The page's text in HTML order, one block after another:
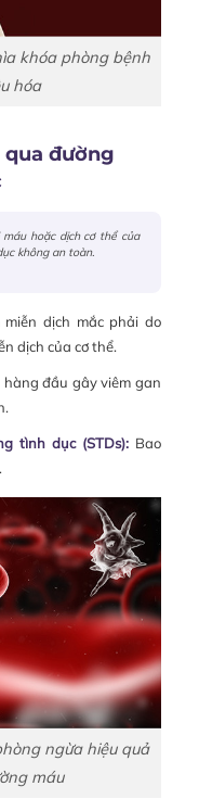
khóa phòng bệnh
hóa
qua đường
hoặc dịch cơ thể của
không an toàn.
dịch mắc phải do
dịch của cơ thể.
đầu gây viêm gan
tình dục (STDs): Bao
ngừa hiệu quả
máu